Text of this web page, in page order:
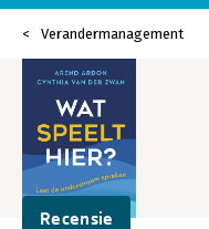
Verandermanagement
Recensie